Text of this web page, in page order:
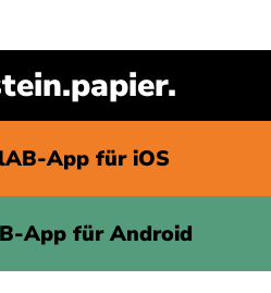
App für iOS
App für Android